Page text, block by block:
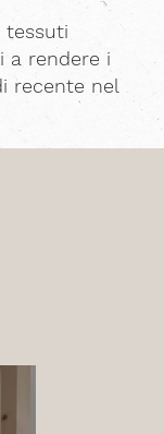
tessuti
a rendere i
recente nel